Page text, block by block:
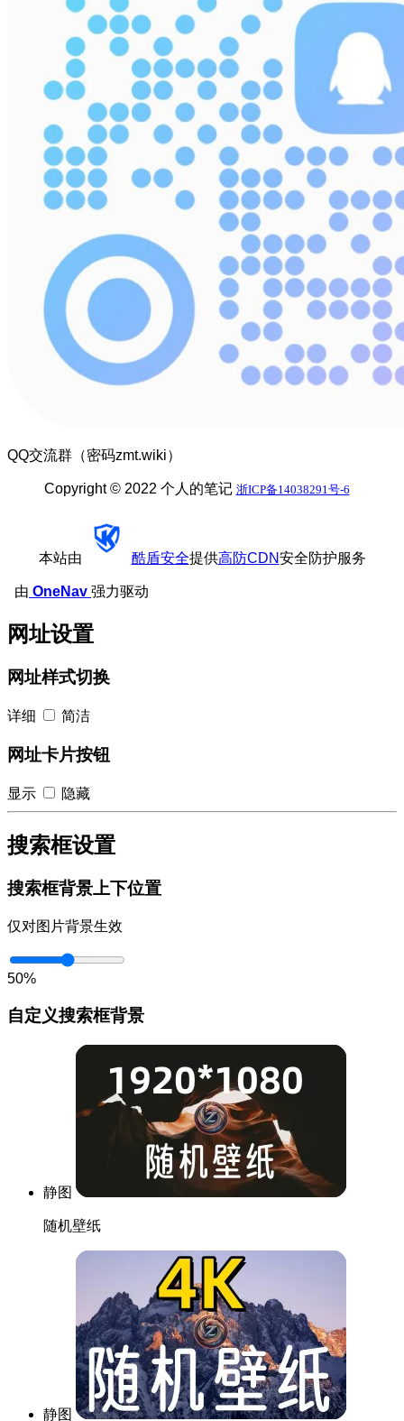
QQ交流群（密码zmt.wiki）
Copyright © 2022 个人的笔记 浙ICP备14038291号-6
本站由 酷盾安全提供高防CDN安全防护服务
由 OneNav 强力驱动
网址设置
网址样式切换
详细 简洁
网址卡片按钮
显示 隐藏
搜索框设置
搜索框背景上下位置
仅对图片背景生效
50%
自定义搜索框背景
静图
随机壁纸
静图